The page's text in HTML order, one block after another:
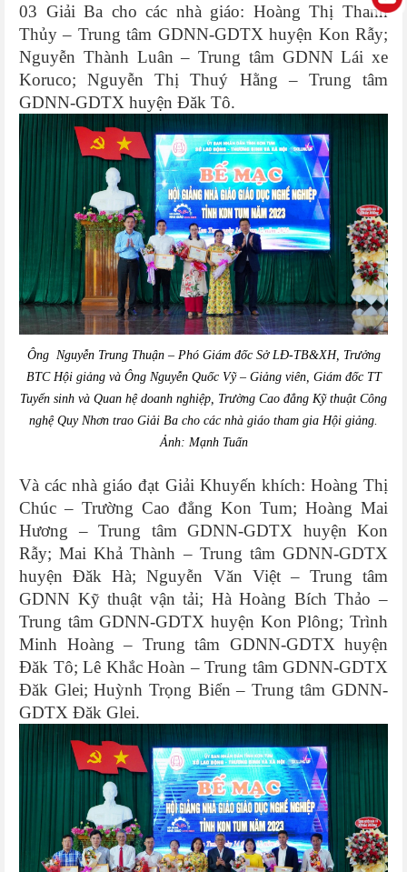
03 Giải Ba cho các nhà giáo: Hoàng Thị Thanh
Thủy – Trung tâm GDNN-GDTX huyện Kon Rẫy;
Nguyễn Thành Luân – Trung tâm GDNN Lái xe
Koruco; Nguyễn Thị Thuý Hằng – Trung tâm
GDNN-GDTX huyện Đăk Tô.
Ông Nguyễn Trung Thuận – Phó Giám đốc Sở LĐ-TB&XH, Trưởng
BTC Hội giảng và Ông Nguyễn Quốc Vỹ – Giảng viên, Giám đốc TT
Tuyển sinh và Quan hệ doanh nghiệp, Trường Cao đẳng Kỹ thuật Công
nghệ Quy Nhơn trao Giải Ba cho các nhà giáo tham gia Hội giảng.
Ảnh: Mạnh Tuấn
Và các nhà giáo đạt Giải Khuyến khích: Hoàng Thị
Chúc – Trường Cao đẳng Kon Tum; Hoàng Mai
Hương – Trung tâm GDNN-GDTX huyện Kon
Rẫy; Mai Khả Thành – Trung tâm GDNN-GDTX
huyện Đăk Hà; Nguyễn Văn Việt – Trung tâm
GDNN Kỹ thuật vận tải; Hà Hoàng Bích Thảo –
Trung tâm GDNN-GDTX huyện Kon Plông; Trình
Minh Hoàng – Trung tâm GDNN-GDTX huyện
Đăk Tô; Lê Khắc Hoàn – Trung tâm GDNN-GDTX
Đăk Glei; Huỳnh Trọng Biển – Trung tâm GDNN-
GDTX Đăk Glei.